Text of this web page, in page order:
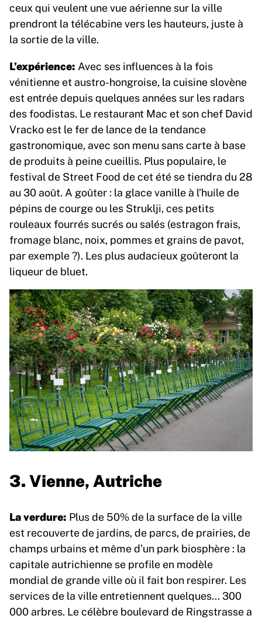
ceux qui veulent une vue aérienne sur la ville
prendront la télécabine vers les hauteurs, juste à
la sortie de la ville.
L’expérience: Avec ses influences à la fois
vénitienne et austro-hongroise, la cuisine slovène
est entrée depuis quelques années sur les radars
des foodistas. Le restaurant Mac et son chef David
Vracko est le fer de lance de la tendance
gastronomique, avec son menu sans carte à base
de produits à peine cueillis. Plus populaire, le
festival de Street Food de cet été se tiendra du 28
au 30 août. A goûter : la glace vanille à l’huile de
pépins de courge ou les Struklji, ces petits
rouleaux fourrés sucrés ou salés (estragon frais,
fromage blanc, noix, pommes et grains de pavot,
par exemple ?). Les plus audacieux goûteront la
liqueur de bluet.
3. Vienne, Autriche
La verdure: Plus de 50% de la surface de la ville
est recouverte de jardins, de parcs, de prairies, de
champs urbains et même d’un park biosphère : la
capitale autrichienne se profile en modèle
mondial de grande ville où il fait bon respirer. Les
services de la ville entretiennent quelques… 300
000 arbres. Le célèbre boulevard de Ringstrasse a